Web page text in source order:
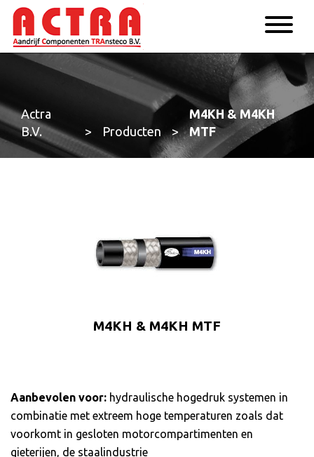
Actra
B.V.
> Producten >
M4KH & M4KH
MTF
M4KH & M4KH MTF
Aanbevolen voor: hydraulische hogedruk systemen in
combinatie met extreem hoge temperaturen zoals dat
voorkomt in gesloten motorcompartimenten en
gieterijen, de staalindustrie